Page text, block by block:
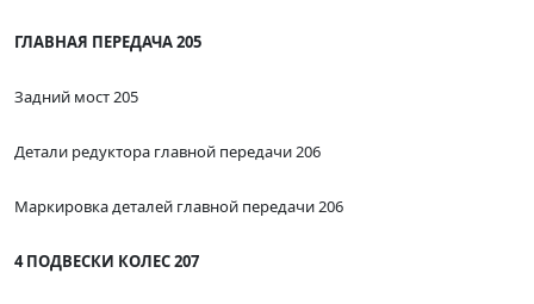
ГЛАВНАЯ ПЕРЕДАЧА 205
Задний мост 205
Детали редуктора главной передачи 206
Маркировка деталей главной передачи 206
4 ПОДВЕСКИ КОЛЕС 207